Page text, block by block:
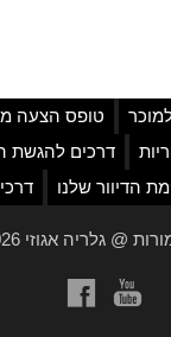
טופס הצעה
דרכים להגשת
הדיוור שלנו
@ גלריה אגוזי 2008-2026
a b